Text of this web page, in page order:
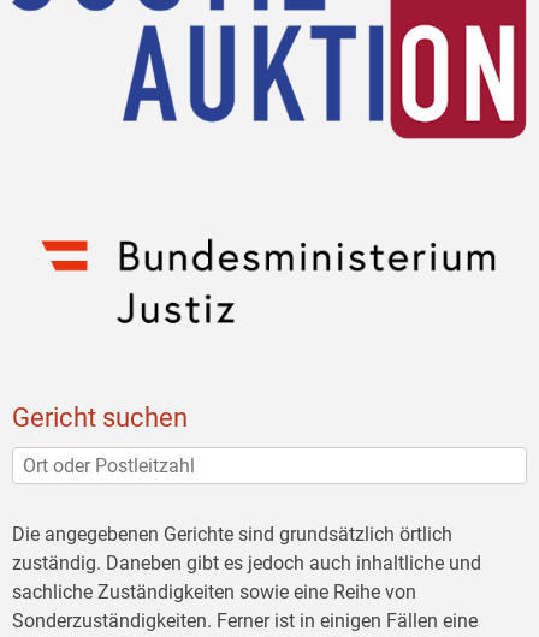
Gericht suchen
Die angegebenen Gerichte sind grundsätzlich örtlich
zuständig. Daneben gibt es jedoch auch inhaltliche und
sachliche Zuständigkeiten sowie eine Reihe von
Sonderzuständigkeiten. Ferner ist in einigen Fällen eine